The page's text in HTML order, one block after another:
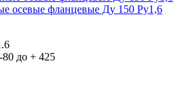
осевые фланцевые Ду 150 Ру1,6
80 до + 425